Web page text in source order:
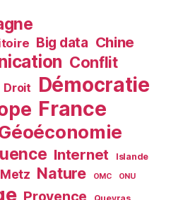
Big data Chine
Conflit
Droit Démocratie
France
Internet Islande
Metz Nature OMC ONU
Provence